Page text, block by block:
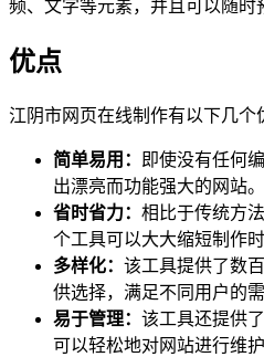
频、文字等元素，并且可以随时
优点
江阴市网页在线制作有以下几个
简单易用：
即使没有任何
出漂亮而功能强大的网站。
省时省力： 相比于传统方
个工具可以大大缩短制作时
多样化： 该工具提供了数
供选择，满足不同用户的需
易于管理： 该工具还提供
可以轻松地对网站进行维护